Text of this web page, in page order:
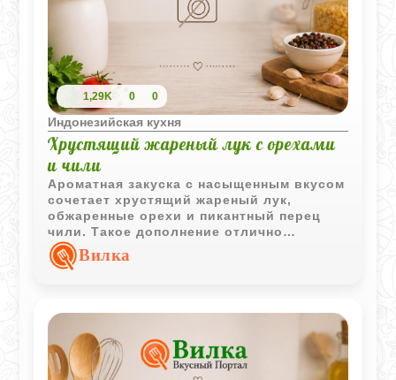
1,29K 0 0
Индонезийская кухня
Хрустящий жареный лук с орехами
и чили
Ароматная закуска с насыщенным вкусом
сочетает хрустящий жареный лук,
обжаренные орехи и пикантный перец
чили. Такое дополнение отлично
подходит к мясным блюдам, рису и
овощным гарнирам.
Вилка